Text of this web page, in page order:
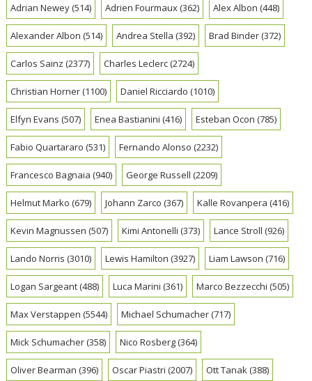
Adrian Newey(514) Adrien Fourmaux(362) Alex Albon (448)
Alexander Albon (514) Andrea Stella (392) Brad Binder(372)
Carlos Sainz (2377) Charles Leclerc(2724)
Christian Horner(1100) Daniel Ricciardo (1010)
Elfyn Evans (507) Enea Bastianini (416) Esteban Ocon (785)
Fabio Quartararo (531) Fernando Alonso (2232)
Francesco Bagnaia (940) George Russell (2209)
Helmut Marko (679) Johann Zarco (367) Kalle Rovanpera (416)
Kevin Magnussen (507) Kimi Antonelli (373) Lance Stroll (926)
Lando Norris (3010) Lewis Hamilton (3927) Liam Lawson (716)
Logan Sargeant(488) Luca Marini (361) Marco Bezzecchi (505)
Max Verstappen (5544) Michael Schumacher(717)
Mick Schumacher(358) Nico Rosberg(364)
Oliver Bearman (396) Oscar Piastri (2007) Ott Tanak(388)